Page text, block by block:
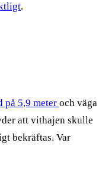
.
på 5,9 meter och väga
att vithajen skulle
bekräftas. Var